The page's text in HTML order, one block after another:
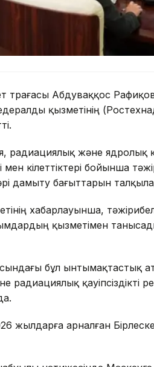
төрағасы Абдуваққос
қызметінің
радиациялық және ядролық
өкілеттіктері бойынша
дамыту бағыттарын
хабарлауынша,
қызметімен
бұл ынтымақтастық
қауіпсіздікті
жылдарға арналған